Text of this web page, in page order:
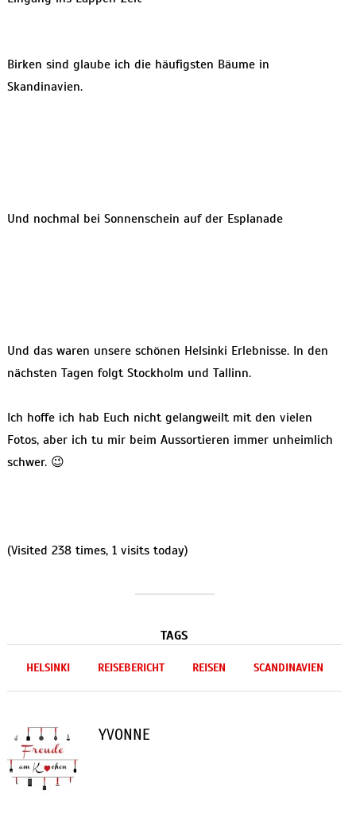
Birken sind glaube ich die häufigsten Bäume in
Skandinavien.
Und nochmal bei Sonnenschein auf der Esplanade
Und das waren unsere schönen Helsinki Erlebnisse. In den
nächsten Tagen folgt Stockholm und Tallinn.
Ich hoffe ich hab Euch nicht gelangweilt mit den vielen
Fotos, aber ich tu mir beim Aussortieren immer unheimlich
schwer. 😉
(Visited 238 times, 1 visits today)
TAGS
HELSINKI REISEBERICHT REISEN SCANDINAVIEN
YVONNE